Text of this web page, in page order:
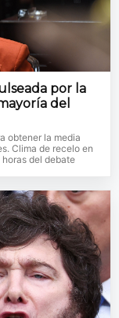
por la
del
obtener la media
Clima de recelo en
del debate